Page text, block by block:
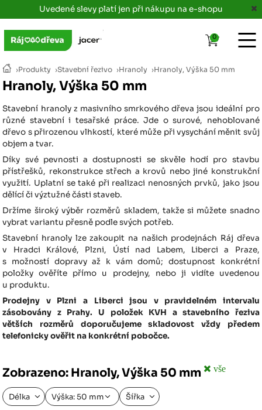
Uvedené slevy platí jen při nákupu na e-shopu
›Produkty ›Stavební řezivo ›Hranoly ›Hranoly, Výška 50 mm
Hranoly, Výška 50 mm
Stavební hranoly z masivního smrkového dřeva jsou ideální pro
různé stavební i tesařské práce. Jde o surové, nehoblované
dřevo s přirozenou vlhkostí, které může při vysychání měnit svůj
objem a tvar.
Díky své pevnosti a dostupnosti se skvěle hodí pro stavbu
přístřešků, rekonstrukce střech a krovů nebo jiné konstrukční
využití. Uplatní se také při realizaci nenosných prvků, jako jsou
dělící či výztužné části staveb.
Držíme široký výběr rozměrů skladem, takže si můžete snadno
vybrat variantu přesně podle svých potřeb.
Stavební hranoly lze zakoupit na našich prodejnách Ráj dřeva
v Hradci Králové, Plzni, Ústí nad Labem, Liberci a Praze,
s možností dopravy až k vám domů; dostupnost konkrétní
položky ověříte přímo u prodejny, nebo ji vidíte uvedenou
u produktu.
Prodejny v Plzni a Liberci jsou v pravidelném intervalu
zásobovány z Prahy. U položek KVH a stavebního řeziva
větších rozměrů doporučujeme skladovost vždy předem
telefonicky ověřit na konkrétní pobočce.
Zobrazeno: Hranoly, Výška 50 mm vše
Délka Výška: 50 mm Šířka
0